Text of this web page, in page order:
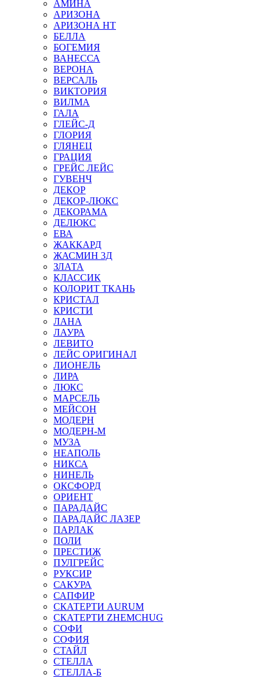
АМИНА
АРИЗОНА
АРИЗОНА НТ
БЕЛЛА
БОГЕМИЯ
ВАНЕССА
ВЕРОНА
ВЕРСАЛЬ
ВИКТОРИЯ
ВИЛМА
ГАЛА
ГЛЕЙС-Д
ГЛОРИЯ
ГЛЯНЕЦ
ГРАЦИЯ
ГРЕЙС ЛЕЙС
ГУВЕНЧ
ДЕКОР
ДЕКОР-ЛЮКС
ДЕКОРАМА
ДЕЛЮКС
ЕВА
ЖАККАРД
ЖАСМИН 3Д
ЗЛАТА
КЛАССИК
КОЛОРИТ ТКАНЬ
КРИСТАЛ
КРИСТИ
ЛАНА
ЛАУРА
ЛЕВИТО
ЛЕЙС ОРИГИНАЛ
ЛИОНЕЛЬ
ЛИРА
ЛЮКС
МАРСЕЛЬ
МЕЙСОН
МОДЕРН
МОДЕРН-М
МУЗА
НЕАПОЛЬ
НИКСА
НИНЕЛЬ
ОКСФОРД
ОРИЕНТ
ПАРАДАЙС
ПАРАДАЙС ЛАЗЕР
ПАРЛАК
ПОЛИ
ПРЕСТИЖ
ПУЛГРЕЙС
РУКСИР
САКУРА
САПФИР
СКАТЕРТИ AURUM
СКАТЕРТИ ZHEMCHUG
СОФИ
СОФИЯ
СТАЙЛ
СТЕЛЛА
СТЕЛЛА-Б